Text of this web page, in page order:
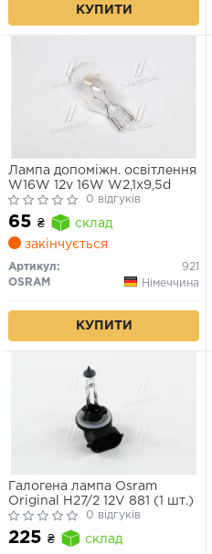
КУПИТИ
Лампа допоміжн. освітлення
W16W 12v 16W W2,1x9,5d
0 відгуків
65 ₴
склад
закінчується
Артикул:
921
OSRAM
Німеччина
КУПИТИ
Галогена лампа Osram
Original H27/2 12V 881 (1 шт.)
0 відгуків
225 ₴ склад